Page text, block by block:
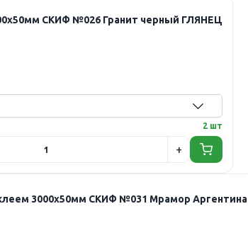
СКИФ №026 Гранит черный ГЛЯНЕЦ
2 шт
3000х50мм СКИФ №031 Мрамор Аргентина